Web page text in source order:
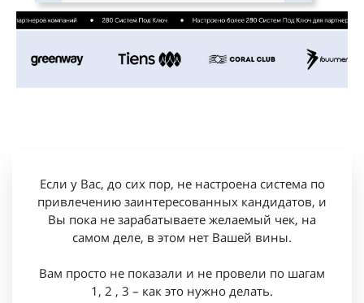
Если у Вас, до сих пор, не настроена система по
привлечению заинтересованных кандидатов, и
Вы пока не зарабатываете желаемый чек, на
самом деле, в этом нет Вашей вины.
Вам просто не показали и не провели по шагам
1, 2 , 3 – как это нужно делать.